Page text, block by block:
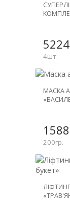
4шт.
МАСКА
200гр.